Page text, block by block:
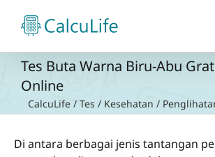
content
Tes Buta Warna Biru-Abu
Online
CalcuLife / Tes / Kesehatan /
Di antara berbagai jenis tantangan